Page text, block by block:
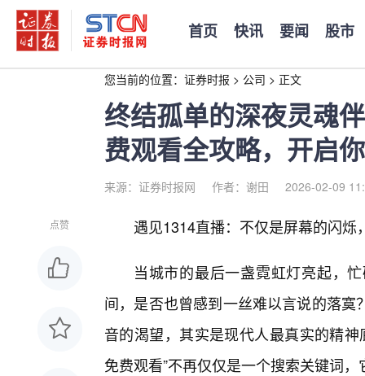
首页 快讯 要闻 股市
您当前的位置： 证券时报 > 公司 > 正文
终结孤单的深夜灵魂
费观看全攻略，开启
来源：证券时报网 作者：谢田 2026-02-09
点赞 遇见1314直播：不仅是屏幕的闪烁
当城市的最后一盏霓虹灯亮起，
间，是否也曾感到一丝难以言说的落
音的渴望，其实是现代人最真实的精
免费观看”不再仅仅是一个搜索关键词